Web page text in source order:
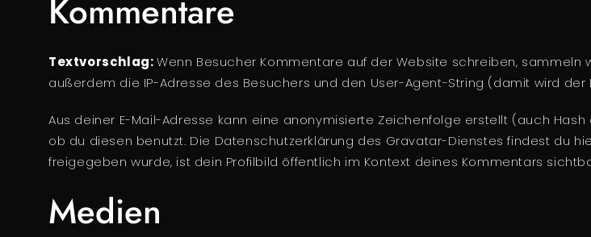
Kommentare
Textvorschlag:Wenn Besucher Kommentare auf der Website schreiben,
außerdem die IP-Adresse des Besuchers und den User-Agent-String (damit wird
Aus deiner E-Mail-Adresse kann eine anonymisierte Zeichenfolge erstellt (auch
ob du diesen benutzt. Die Datenschutzerklärung des Gravatar-Dienstes findest du
freigegeben wurde, ist dein Profilbild öffentlich im Kontext deines Kommentars
Medien